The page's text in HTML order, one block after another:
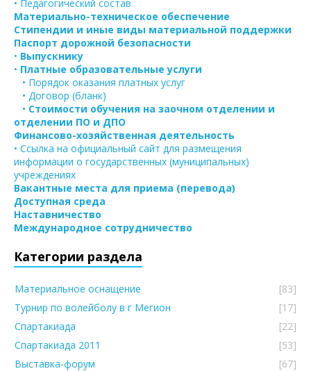
• Педагогический состав
Материально-техническое обеспечение
Стипендии и иные виды материальной поддержки
Паспорт дорожной безопасности
• Выпускнику
• Платные образовательные услуги
• Порядок оказания платных услуг
• Договор (бланк)
• Стоимости обучения на заочном отделении и
отделении ПО и ДПО
Финансово-хозяйственная деятельность
• Ссылка на официальный сайт для размещения
информации о государственных (муниципальных)
учреждениях
Вакантные места для приема (перевода)
Доступная среда
Наставничество
Международное сотрудничество
Категории раздела
Материальное оснащение
[83]
Турнир по волейболу в г Мегион
[17]
Спартакиада
[22]
Спартакиада 2011
[53]
Выставка-форум
[67]